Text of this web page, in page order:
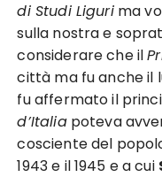
di Studi Ligurima
sulla nostra e
considerare che il
città ma fu anche il
fu affermato il
d’Italiapoteva
cosciente del
1943 e il 1945 e a cui